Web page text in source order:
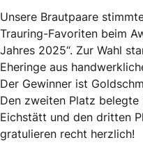
Unsere Brautpaare
Trauring-Favoriten beim
Jahres 2025“. Zur Wahl
Eheringe aus
Der Gewinner ist
Den zweiten Platz belegte
Eichstätt und den dritten
gratulieren recht herzlich!